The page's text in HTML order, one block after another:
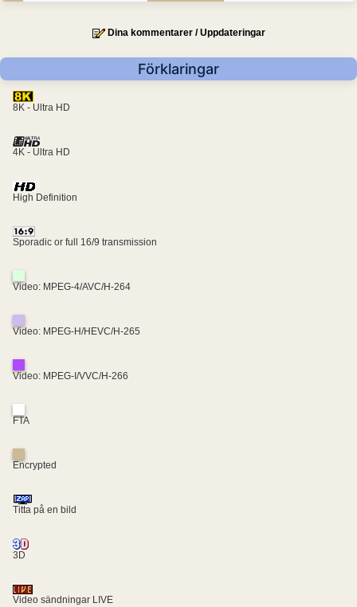
Dina kommentarer / Uppdateringar
Förklaringar
8K - Ultra HD
4K - Ultra HD
High Definition
Sporadic or full 16/9 transmission
Video: MPEG-4/AVC/H-264
Video: MPEG-H/HEVC/H-265
Video: MPEG-I/VVC/H-266
FTA
Encrypted
Titta på en bild
3D
Video sändningar LIVE